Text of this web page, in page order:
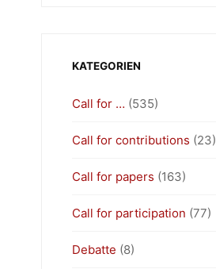
KATEGORIEN
Call for … (535)
Call for contributions (23)
Call for papers (163)
Call for participation (77)
Debatte (8)